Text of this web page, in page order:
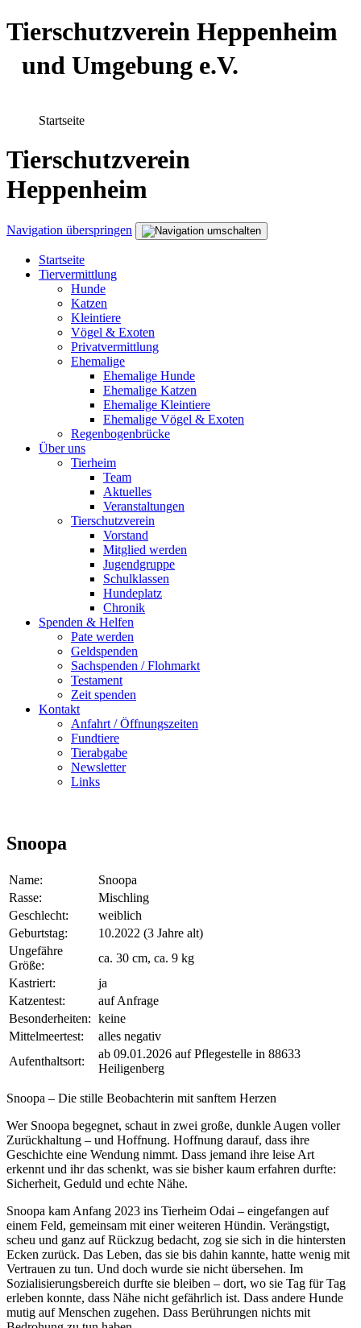
Tierschutzverein Heppenheim
und Umgebung e.V.
Startseite
Tierschutzverein
Heppenheim
Navigation überspringen
Startseite
Tiervermittlung
Hunde
Katzen
Kleintiere
Vögel & Exoten
Privatvermittlung
Ehemalige
Ehemalige Hunde
Ehemalige Katzen
Ehemalige Kleintiere
Ehemalige Vögel & Exoten
Regenbogenbrücke
Über uns
Tierheim
Team
Aktuelles
Veranstaltungen
Tierschutzverein
Vorstand
Mitglied werden
Jugendgruppe
Schulklassen
Hundeplatz
Chronik
Spenden & Helfen
Pate werden
Geldspenden
Sachspenden / Flohmarkt
Testament
Zeit spenden
Kontakt
Anfahrt / Öffnungszeiten
Fundtiere
Tierabgabe
Newsletter
Links
Snoopa
Name:
Snoopa
Rasse:
Mischling
Geschlecht:
weiblich
Geburtstag:
10.2022 (3 Jahre alt)
Ungefähre
Größe:
ca. 30 cm, ca. 9 kg
Kastriert:
ja
Katzentest:
auf Anfrage
Besonderheiten: keine
Mittelmeertest:
alles negativ
Aufenthaltsort:
ab 09.01.2026 auf Pflegestelle in 88633
Heiligenberg
Snoopa – Die stille Beobachterin mit sanftem Herzen
Wer Snoopa begegnet, schaut in zwei große, dunkle Augen voller
Zurückhaltung – und Hoffnung. Hoffnung darauf, dass ihre
Geschichte eine Wendung nimmt. Dass jemand ihre leise Art
erkennt und ihr das schenkt, was sie bisher kaum erfahren durfte:
Sicherheit, Geduld und echte Nähe.
Snoopa kam Anfang 2023 ins Tierheim Odai – eingefangen auf
einem Feld, gemeinsam mit einer weiteren Hündin. Verängstigt,
scheu und ganz auf Rückzug bedacht, zog sie sich in die hintersten
Ecken zurück. Das Leben, das sie bis dahin kannte, hatte wenig mit
Vertrauen zu tun. Und doch wurde sie nicht übersehen. Im
Sozialisierungsbereich durfte sie bleiben – dort, wo sie Tag für Tag
erleben konnte, dass Nähe nicht gefährlich ist. Dass andere Hunde
mutig auf Menschen zugehen. Dass Berührungen nichts mit